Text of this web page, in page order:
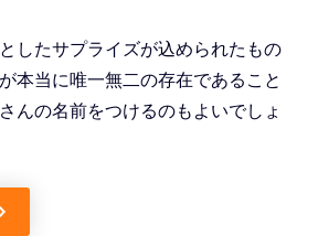
したサプライズが込められたもの
本当に唯一無二の存在であること
んの名前をつけるのもよいでしょ